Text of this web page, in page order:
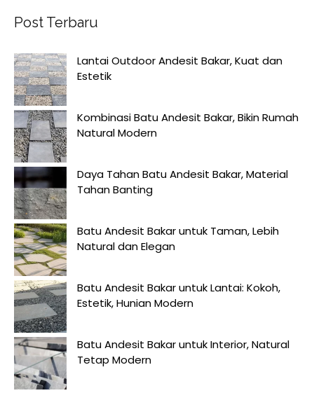
Post Terbaru
Lantai Outdoor Andesit Bakar, Kuat dan
Estetik
Kombinasi Batu Andesit Bakar, Bikin Rumah
Natural Modern
Daya Tahan Batu Andesit Bakar, Material
Tahan Banting
Batu Andesit Bakar untuk Taman, Lebih
Natural dan Elegan
Batu Andesit Bakar untuk Lantai: Kokoh,
Estetik, Hunian Modern
Batu Andesit Bakar untuk Interior, Natural
Tetap Modern